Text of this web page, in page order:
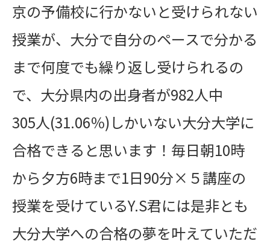
京の予備校に行かないと受けられない
授業が、大分で自分のペースで分かる
まで何度でも繰り返し受けられるの
で、大分県内の出身者が982人中
305人(31.06％)しかいない大分大学に
合格できると思います！毎日朝10時
から夕方6時まで1日90分×５講座の
授業を受けているY.S君には是非とも
大分大学への合格の夢を叶えていただ